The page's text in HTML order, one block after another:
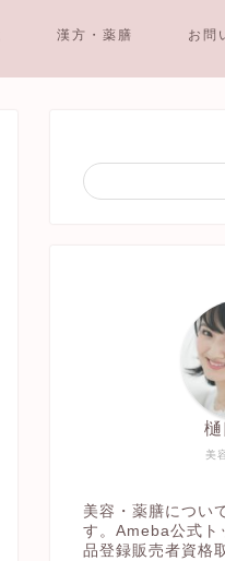
漢方・薬膳 お問
美
樋
美容・薬膳につい
す。Ameba公式ト
品登録販売者資格